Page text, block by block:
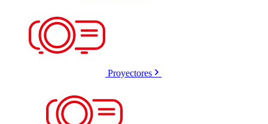
Proyectores